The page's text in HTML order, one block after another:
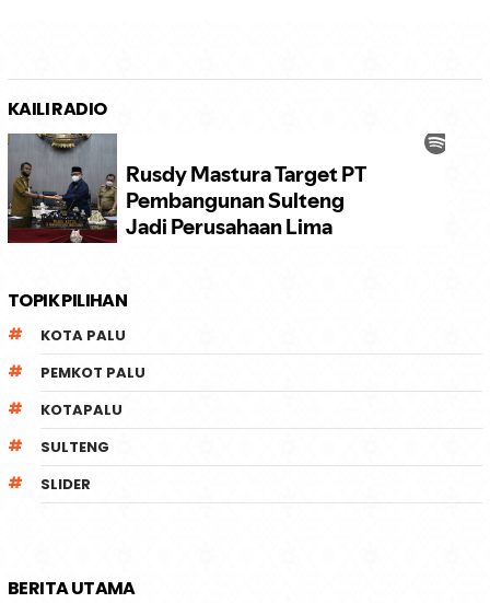
KAILI RADIO
TOPIK PILIHAN
KOTA PALU
PEMKOT PALU
KOTAPALU
SULTENG
SLIDER
BERITA UTAMA